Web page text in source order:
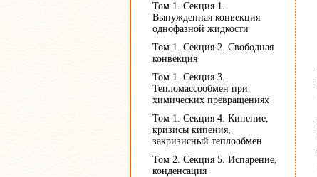
Том 1. Секция 1.
Вынужденная конвекция
однофазной жидкости
Том 1. Секция 2. Cвободная
конвекция
Том 1. Секция 3.
Тепломассообмен при
химических превращениях
Том 1. Секция 4. Кипение,
кризисы кипения,
закризисный теплообмен
Том 2. Секция 5. Испарение,
конденсация